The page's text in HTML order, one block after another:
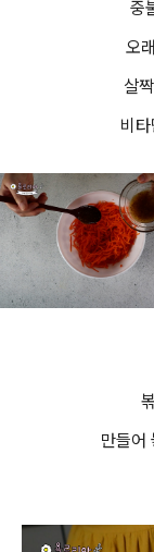
중
오
살
비
만들어